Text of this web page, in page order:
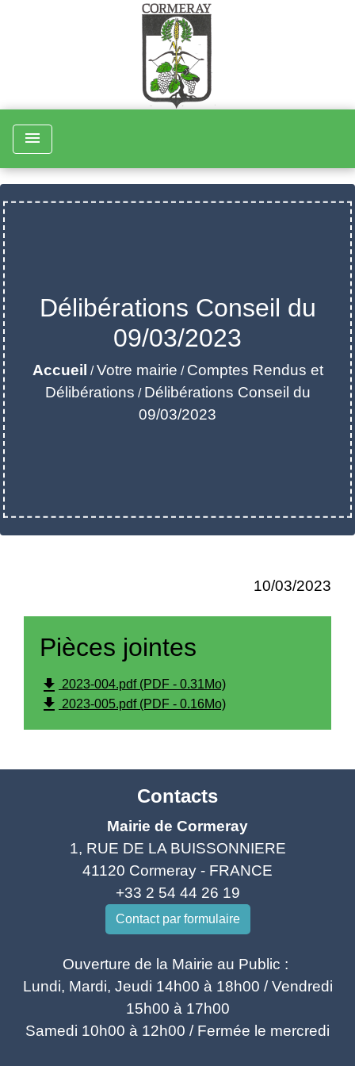
menu
Délibérations Conseil du
09/03/2023
Accueil /Votre mairie / Comptes Rendus et
Délibérations / Délibérations Conseil du
09/03/2023
10/03/2023
Pièces jointes
file_download 2023-004.pdf (PDF - 0.31Mo)
file_download 2023-005.pdf (PDF - 0.16Mo)
Contacts
Mairie de Cormeray
1, RUE DE LA BUISSONNIERE
41120 Cormeray - FRANCE
+33 2 54 44 26 19
Contact par formulaire
Ouverture de la Mairie au Public :
Lundi, Mardi, Jeudi 14h00 à 18h00 / Vendredi
15h00 à 17h00
Samedi 10h00 à 12h00 / Fermée le mercredi